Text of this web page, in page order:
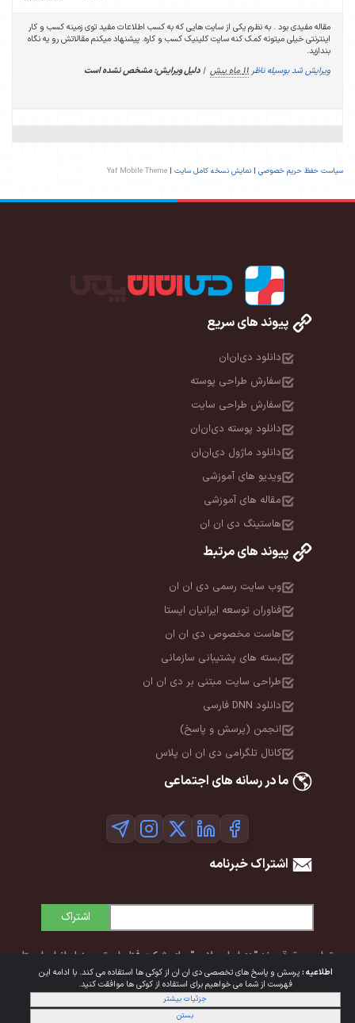
مقاله مفیدی بود . به نظرم یکی از سایت هایی که به کسب اطلاعات مفید توی زمینه کسب و کار
اینترنتی خیلی میتونه کمک کنه سایت کلینیک کسب و کاره. پیشنهاد میکنم مقالاتش رو یه نگاه
بندازید.
ویرایش شد بوسیله ناظر 11 ماه پیش |دلیل ویرایش: مشخص نشده است
سیاست حفظ حریم خصوصی | نمایش نسخه کامل سایت |
Yaf Mobile Theme
اطلاعیه :پرسش و پاسخ های تخصصی دی ان ان از کوکی ها استفاده می کند. با ادامه این
فهرست از شما می خواهیم برای استفاده از کوکی ها موافقت کنید.
جزئیات بیشتر
بستن
پیوند های سریع
دانلود دی‌ان‌ان
سفارش طراحی پوسته
سفارش طراحی سایت
دانلود پوسته دی‌ان‌ان
دانلود ماژول دی‌ان‌ان
ویدیو های آموزشی
مقاله های آموزشی
هاستینگ دی ان ان
پیوند های مرتبط
وب سایت رسمی دی ان ان
فناوران توسعه ایرانیان ایستا
هاست مخصوص دی ان ان
بسته های پشتیبانی سازمانی
طراحی سایت مبتنی بر دی ان ان
دانلود DNN فارسی
انجمن (پرسش و پاسخ)
کانال تلگرامی دی ان ان پلاس
ما در رسانه های اجتماعی
اشتراک خبرنامه
اشتراک
تمامی حقوق برند "دی‌ان‌ان پلاس" برای شرکت فناوران توسعه ایرانیان ایستا
محفوظ است. © 1392-1405
شرایط استفاده|حریم خصوصی